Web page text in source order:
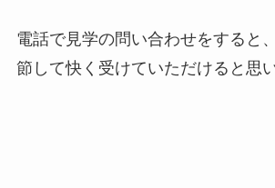
電話で見学の問い合わせをすると
節して快く受けていただけると思